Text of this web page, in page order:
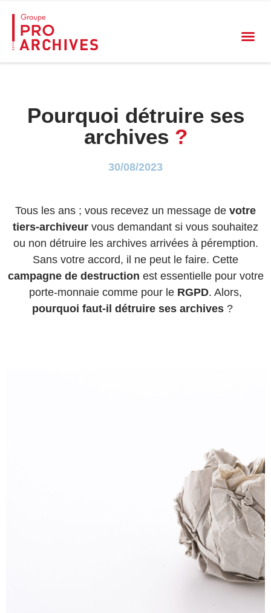
Pourquoi détruire ses
archives ?
30/08/2023
Tous les ans ; vous recevez un message de votre
tiers-archiveur vous demandant si vous souhaitez
ou non détruire les archives arrivées à péremption.
Sans votre accord, il ne peut le faire. Cette
campagne de destruction est essentielle pour votre
porte-monnaie comme pour le RGPD. Alors,
pourquoi faut-il détruire ses archives ?